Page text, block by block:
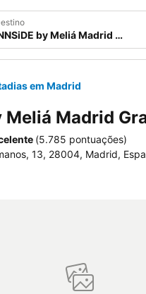
em Madrid
Meliá Madrid
(5.785 pontuações)
13, 28004, Madrid,